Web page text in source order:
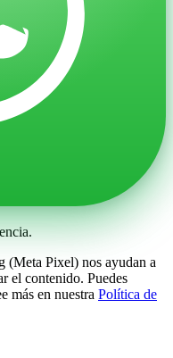
(Meta Pixel) nos ayudan a
el contenido. Puedes
más en nuestra Política de